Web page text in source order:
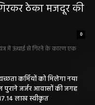
ठेका मजदूर की
0
में ऊंचाई से गिरने के कारण एक
कर्मियों को मिलेगा नया
पुराने जर्जर आवासों की जगह
लाख स्वीकृत